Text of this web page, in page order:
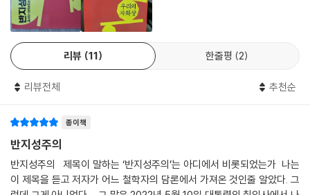
---「제3장 민형배의 ‘위장 탈당’은 ‘순교자 정치’인가?」중에서
겨우 ‘0.73퍼센트포인트 격차’로 탄생한데다 민주당의 의회 장악이라는
장벽 앞에 선 윤석열 정권은 검찰총장에서 대통령으로 직행한 ‘이변’이 내
포한 경험의 부족과 편향의 한계에 시달릴 수밖에 없었다. 그러나 윤석열
은 이 모든 걸 오히려 정반대로 해석했다. 인간 승리의 드라마로 여기면서
“오만은 당파적일 때 가장 치명적이다”는 말이 있다. 그런 치명의 갈림길
에 선 윤석열이 살 길은 딱 하나다. 2022년 대선에서 자신이 0.73퍼센트
포인트 차이로 패배했을 경우를 늘 상상하면서 사는 것이다. 높은 곳보다
는 낮은 곳에 눈을 돌리면서, 오만 대신 겸손, 불만 대신 감사의 자세를 갖
는 데에 큰 도움이 될 것이다.
적으로 설명함으로써 ‘불가피성의 착각’을 불러일으킨다.
문재인의 ‘이미지 정치’
다. 사람들은 이미지로 문재인을 판단하기 때문이다. 문재인의 ‘이미지 정
라고 불렸고, ‘이미지 정치’ 기획을 총괄했다. 정부 부처에서 탁현민의 이벤
트 방식이 교과서라고 불릴 정도였다. 그런데 핵심은 ‘국정 운영의 이벤트
화’에 있었다. 부동산 가격 폭등을 비롯해 큰 문제가 터지면 성찰하는 대신
문제를 감추거나 호도하는 ‘이미지 연출’에 청와대의 역량이 집중되었다는
게 가장 큰 문제였다. 더구나 문재인 정권이 ‘이미지 연출’에 집착했던 심리
리뷰 11 한줄평 2
리뷰전체 추천순
종이책
반지성주의
반지성주의 제목이 말하는 ‘반지성주의’는 아디에서 비롯되었는가 나는
이 제목을 듣고 저자가 어느 철학자의 담론에서 가져온 것인줄 알았다. 그